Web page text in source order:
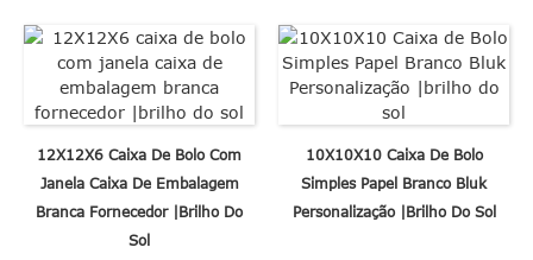
12X12X6 Caixa De Bolo Com
Janela Caixa De Embalagem
Branca Fornecedor |brilho Do
Sol
10X10X10 Caixa De Bolo
Simples Papel Branco Bluk
Personalização |brilho Do Sol